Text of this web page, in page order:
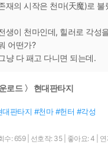
재의 시작은 천마(天魔)로
생이 천마인데, 힐러로 각성
어떤가?
냥 다 패고 다니면 되는데.
로드 〉 현대판타지
대판타지 #천마 #헌터 #각성
수: 659 선호작: 35 좋아요: 4